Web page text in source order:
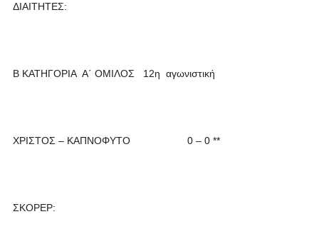
ΔΙΑΙΤΗΤΕΣ:
Β ΚΑΤΗΓΟΡΙΑ Α΄ ΟΜΙΛΟΣ 12η αγωνιστική
ΧΡΙΣΤΟΣ – ΚΑΠΝΟΦΥΤΟ 0 – 0 **
ΣΚΟΡΕΡ: